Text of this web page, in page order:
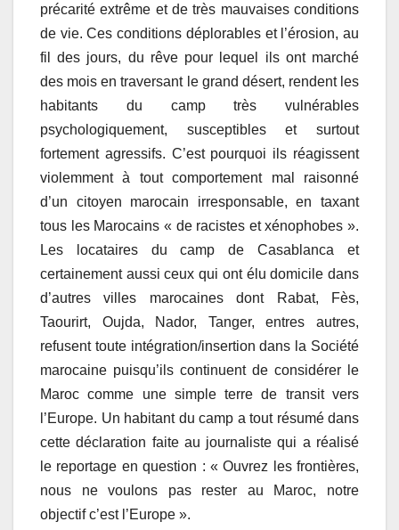
précarité extrême et de très mauvaises conditions
de vie. Ces conditions déplorables et l’érosion, au
fil des jours, du rêve pour lequel ils ont marché
des mois en traversant le grand désert, rendent les
habitants du camp très vulnérables
psychologiquement, susceptibles et surtout
fortement agressifs. C’est pourquoi ils réagissent
violemment à tout comportement mal raisonné
d’un citoyen marocain irresponsable, en taxant
tous les Marocains « de racistes et xénophobes ».
Les locataires du camp de Casablanca et
certainement aussi ceux qui ont élu domicile dans
d’autres villes marocaines dont Rabat, Fès,
Taourirt, Oujda, Nador, Tanger, entres autres,
refusent toute intégration/insertion dans la Société
marocaine puisqu’ils continuent de considérer le
Maroc comme une simple terre de transit vers
l’Europe. Un habitant du camp a tout résumé dans
cette déclaration faite au journaliste qui a réalisé
le reportage en question : « Ouvrez les frontières,
nous ne voulons pas rester au Maroc, notre
objectif c’est l’Europe ».